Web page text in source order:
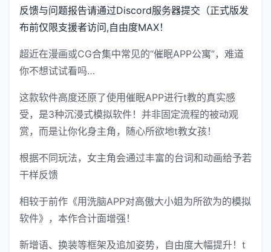
反馈与问题报告请通过Discord服务器提交（正式版发
布前仅限支援者访问,自由度MAX！
超近在漫画或CG合集中常见的“催眠APP公寓”，难道
你不想试试看吗…
这款软件高度还原了使用催眠APP进行t教的真实感
受，是3种沉浸式模拟软件！并非固定流程的被动观
赏，而是让你化身主角，随心所欲地t教女孩！
根据不同玩法，女主角会通过丰富的台词和动画给予若
干样反馈
相较于前作《用洗脑APP对高傲大小姐为所欲为的模拟
软件》，本作合计面增强！
新增语、换装等框架及追加姿势，自由度大幅提升！t